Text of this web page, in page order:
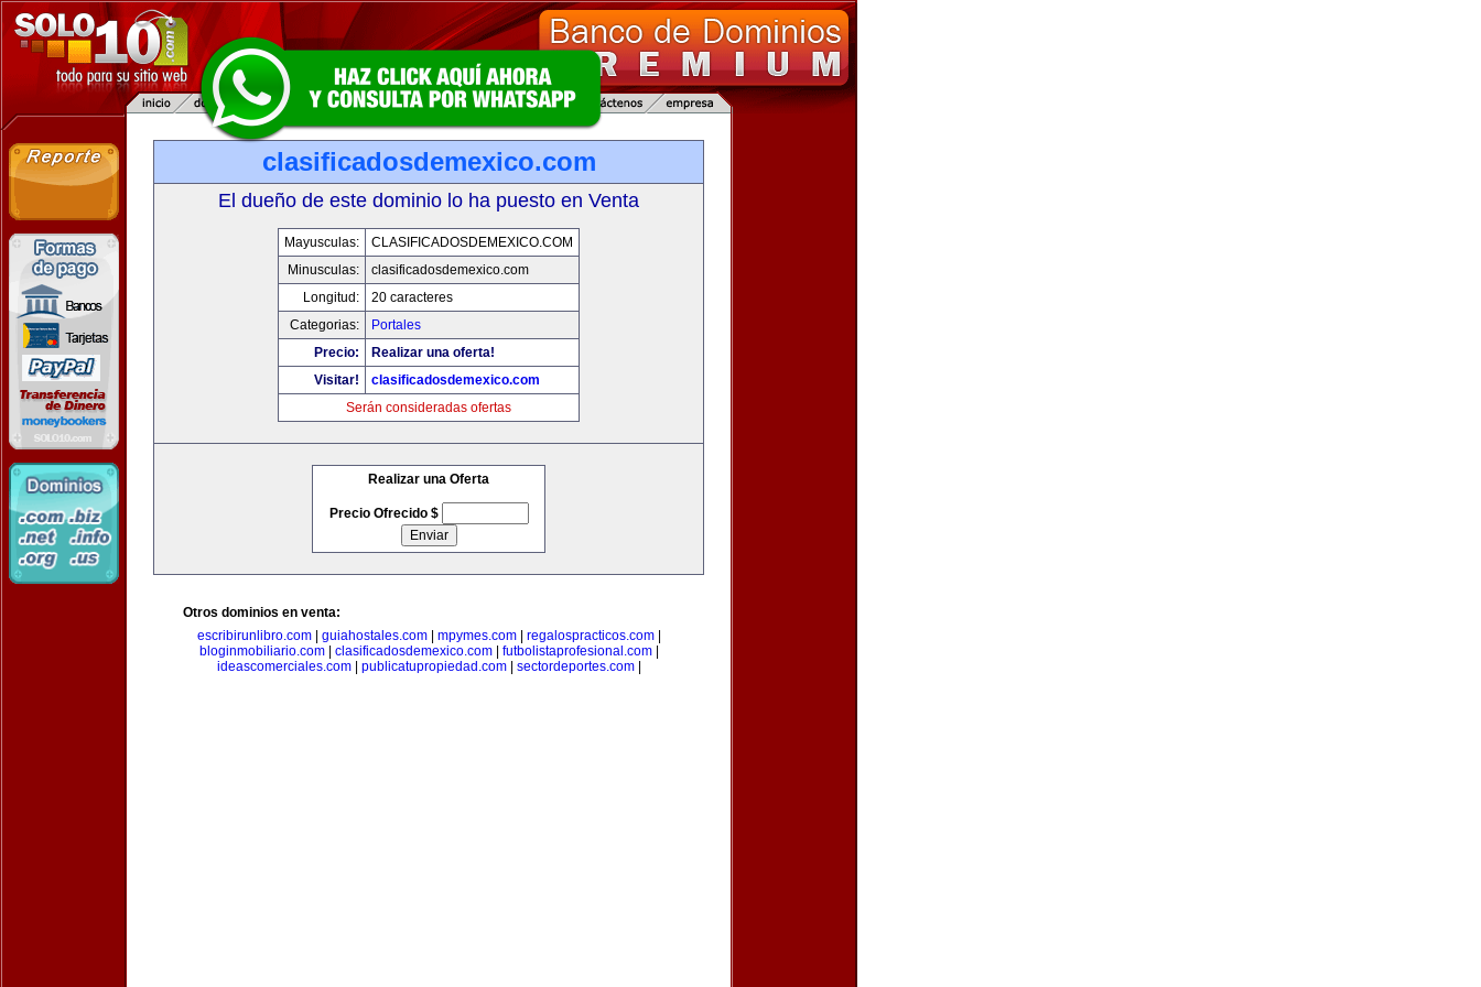
clasificadosdemexico.com
El dueño de este dominio lo ha puesto en Venta
Mayusculas:
CLASIFICADOSDEMEXICO.COM
Minusculas:
clasificadosdemexico.com
Longitud:
20 caracteres
Categorias:
Portales
Precio:
Realizar una oferta!
Visitar!
clasificadosdemexico.com
Serán consideradas ofertas
Realizar una Oferta
Precio Ofrecido $
Otros dominios en venta:
escribirunlibro.com| guiahostales.com| mpymes.com| regalospracticos.com|
bloginmobiliario.com| clasificadosdemexico.com| futbolistaprofesional.com|
ideascomerciales.com| publicatupropiedad.com| sectordeportes.com|